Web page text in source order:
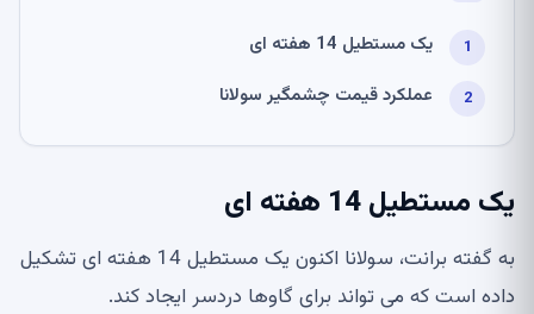
یک مستطیل 14 هفته ای
عملکرد قیمت چشمگیر سولانا
یک مستطیل 14 هفته ای
به گفته برانت، سولانا اکنون یک مستطیل 14 هفته ای تشکیل
داده است که می تواند برای گاوها دردسر ایجاد کند.